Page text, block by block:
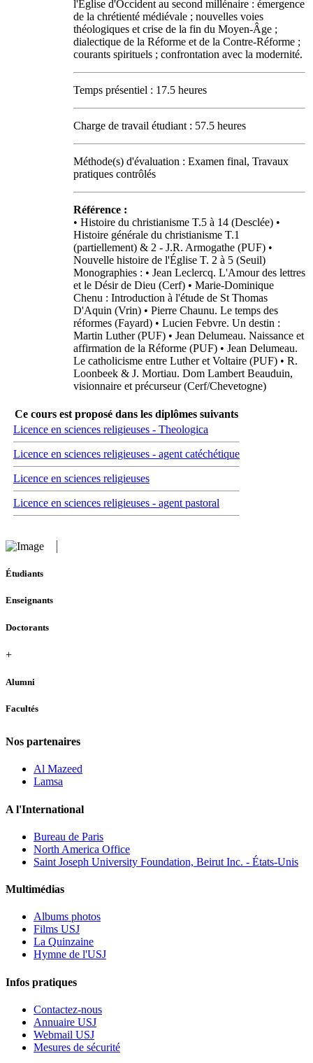
l'Église d'Occident au second millénaire : émergence
de la chrétienté médiévale ; nouvelles voies
théologiques et crise de la fin du Moyen-Âge ;
dialectique de la Réforme et de la Contre-Réforme ;
courants spirituels ; confrontation avec la modernité.
Temps présentiel : 17.5 heures
Charge de travail étudiant : 57.5 heures
Méthode(s) d'évaluation : Examen final, Travaux
pratiques contrôlés
Référence :
• Histoire du christianisme T.5 à 14 (Desclée) •
Histoire générale du christianisme T.1
(partiellement) & 2 - J.R. Armogathe (PUF) •
Nouvelle histoire de l'Église T. 2 à 5 (Seuil)
Monographies : • Jean Leclercq. L'Amour des lettres
et le Désir de Dieu (Cerf) • Marie-Dominique
Chenu : Introduction à l'étude de St Thomas
D'Aquin (Vrin) • Pierre Chaunu. Le temps des
réformes (Fayard) • Lucien Febvre. Un destin :
Martin Luther (PUF) • Jean Delumeau. Naissance et
affirmation de la Réforme (PUF) • Jean Delumeau.
Le catholicisme entre Luther et Voltaire (PUF) • R.
Loonbeek & J. Mortiau. Dom Lambert Beauduin,
visionnaire et précurseur (Cerf/Chevetogne)
Ce cours est proposé dans les diplômes suivants
Licence en sciences religieuses - Theologica
Licence en sciences religieuses - agent catéchétique
Licence en sciences religieuses
Licence en sciences religieuses - agent pastoral
Étudiants
Enseignants
Doctorants
+
Alumni
Facultés
Nos partenaires
Al Mazeed
Lamsa
A l'International
Bureau de Paris
North America Office
Saint Joseph University Foundation, Beirut Inc. - États-Unis
Multimédias
Albums photos
Films USJ
La Quinzaine
Hymne de l'USJ
Infos pratiques
Contactez-nous
Annuaire USJ
Webmail USJ
Mesures de sécurité